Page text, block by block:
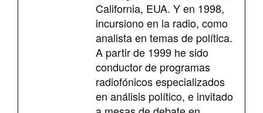
California, EUA. Y en 1998,
incursiono en la radio, como
analista en temas de política.
A partir de 1999 he sido
conductor de programas
radiofónicos especializados
en análisis político, e invitado